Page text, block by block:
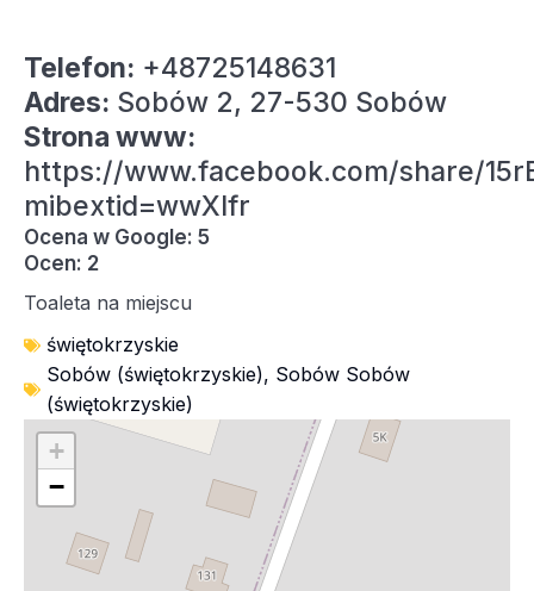
Telefon: +48725148631
Adres: Sobów 2, 27-530 Sobów
Strona www:
https://www.facebook.com/share/
mibextid=wwXIfr
Ocena w Google: 5
Ocen: 2
Toaleta na miejscu
świętokrzyskie
Sobów (świętokrzyskie), Sobów Sobów
(świętokrzyskie)
+
−